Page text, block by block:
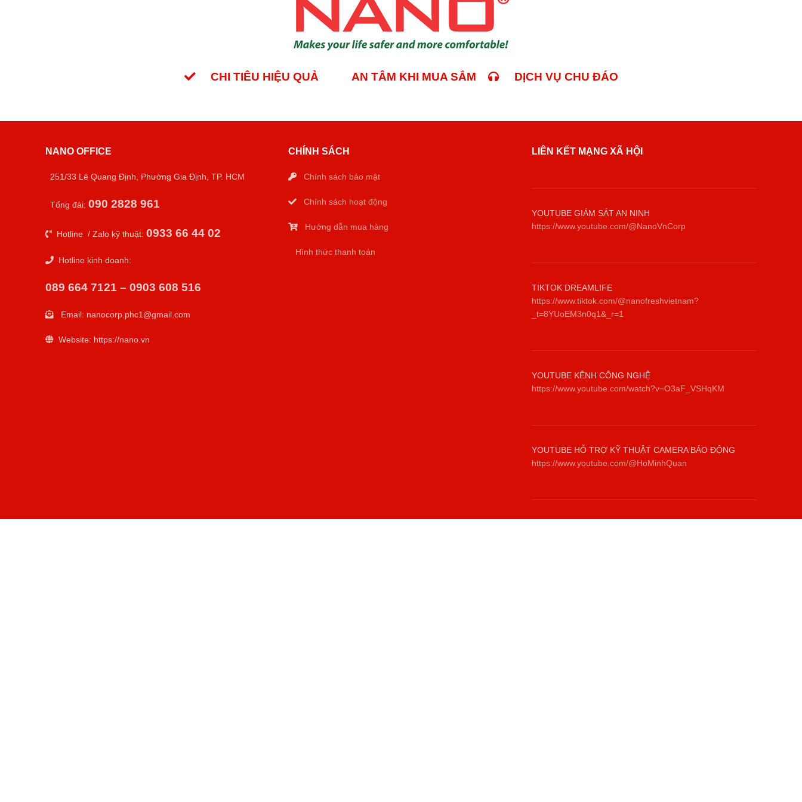
CHI TIÊU HIỆU QUẢ AN TÂM KHI MUA SẮM DỊCH VỤ CHU ĐÁO
NANO OFFICE
251/33 Lê Quang Định, Phường Gia Định, TP. HCM
Tổng đài: 090 2828 961
Hotline / Zalo kỹ thuật: 0933 66 44 02
Hotline kinh doanh:
089 664 7121 – 0903 608 516
Email: nanocorp.phc1@gmail.com
Website: https://nano.vn
CHÍNH SÁCH
Chính sách bảo mật
Chính sách hoạt động
Hướng dẫn mua hàng
Hình thức thanh toán
LIÊN KẾT MẠNG XÃ HỘI
YOUTUBE GIÁM SÁT AN NINH
https://www.youtube.com/@NanoVnCorp
TIKTOK DREAMLIFE
https://www.tiktok.com/@nanofreshvietnam?
_t=8YUoEM3n0q1&_r=1
YOUTUBE KÊNH CÔNG NGHỆ
https://www.youtube.com/watch?v=O3aF_VSHqKM
YOUTUBE HỖ TRỢ KỸ THUẬT CAMERA BÁO ĐỘNG
https://www.youtube.com/@HoMinhQuan